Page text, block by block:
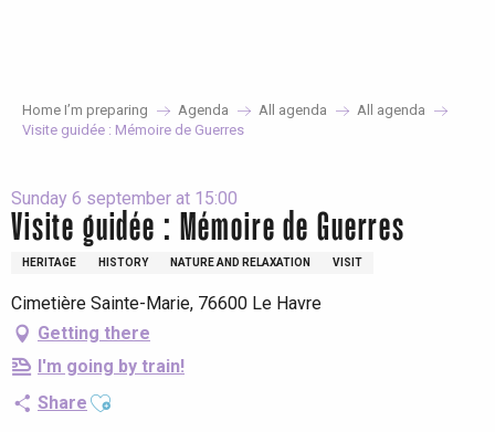
Home I’m preparing Agenda All agenda
All agenda
Visite guidée : Mémoire de Guerres
Sunday 6 september at 15:00
Visite guidée : Mémoire de Guerres
HERITAGE HISTORY NATURE AND RELAXATION VISIT
Cimetière Sainte-Marie, 76600 Le Havre
Getting there
I'm going by train!
Share Ajouter aux favoris